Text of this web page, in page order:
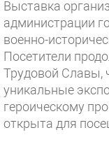
Выставка
администрации
военно-
Посетители
Трудовой Славы,
уникальные
героическому
открыта для